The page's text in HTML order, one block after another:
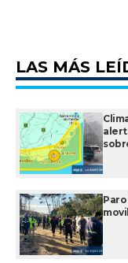
LAS MÁS